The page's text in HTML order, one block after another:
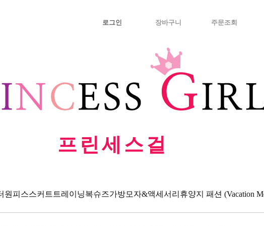
로그인 장바구니 주문조회
프린세스걸
원피스스커트 트레이닝복슈즈가방모자&액세서리 휴양지 패션 (Vacation